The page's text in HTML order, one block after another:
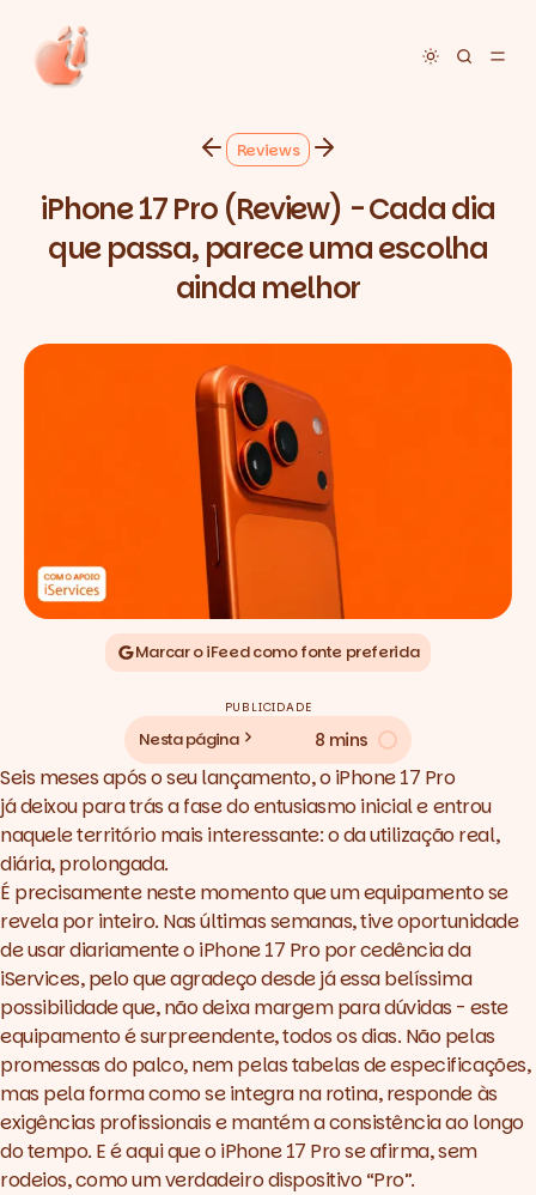
Toggle
Reviews
iPhone 17 Pro (Review) - Cada dia
que passa, parece uma escolha
ainda melhor
Marcar o iFeed como fonte preferida
PUBLICIDADE
Nesta página 8 mins
Seis meses após o seu lançamento, o iPhone 17 Pro
já deixou para trás a fase do entusiasmo inicial e entrou
naquele território mais interessante: o da utilização real,
diária, prolongada.
É precisamente neste momento que um equipamento se
revela por inteiro. Nas últimas semanas, tive oportunidade
de usar diariamente oiPhone 17 Propor cedência da
iServices, pelo que agradeço desde já essa belíssima
possibilidade que, não deixa margem para dúvidas - este
equipamento é surpreendente, todos os dias. Não pelas
promessas do palco, nem pelas tabelas de especificações,
mas pela forma como se integra na rotina, responde às
exigências profissionais e mantém a consistência ao longo
do tempo. E é aqui que o iPhone 17 Pro se afirma, sem
rodeios, como um verdadeiro dispositivo “Pro”.